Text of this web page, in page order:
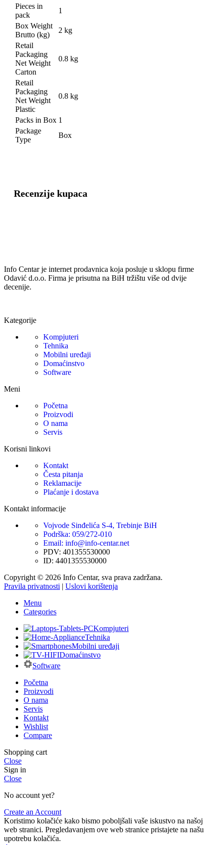
Pieces in
pack
1
Box Weight
Brutto (kg)
2 kg
Retail
Packaging
Net Weight
Carton
0.8 kg
Retail
Packaging
Net Weight
Plastic
0.8 kg
Packs in Box 1
Package
Type
Box
Recenzije kupaca
Info Centar je internet prodavnica koja posluje u sklopu firme
Odavić d.o.o. Firma je prisutna na BiH tržištu više od dvije
decenije.
Kategorije
Kompjuteri
Tehnika
Mobilni uređaji
Domaćinstvo
Software
Meni
Početna
Proizvodi
O nama
Servis
Korisni linkovi
Kontakt
Česta pitanja
Reklamacije
Plaćanje i dostava
Kontakt informacije
Vojvode Sinđelića S-4, Trebinje BiH
Podrška: 059/272-010
Email: info@info-centar.net
PDV: 401355530000
ID: 4401355530000
Copyright © 2026 Info Centar, sva prava zadržana.
Pravila privatnosti | Uslovi korištenja
Menu
Categories
Kompjuteri
Tehnika
Mobilni uređaji
Domaćinstvo
Software
Početna
Proizvodi
O nama
Servis
Kontakt
Wishlist
Compare
Shopping cart
Close
Sign in
Close
No account yet?
Create an Account
Koristimo kolačiće kako bismo poboljšali vaše iskustvo na našoj
web stranici. Pregledavanjem ove web stranice pristajete na našu
upotrebu kolačića.